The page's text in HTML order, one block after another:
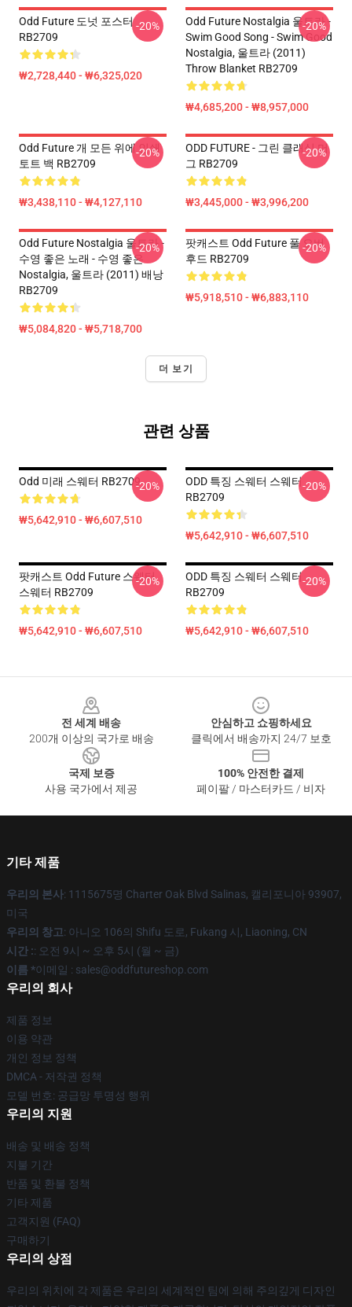
Odd Future 도넛 포스터
RB2709
₩2,728,440 - ₩6,325,020
-20%
Odd Future Nostalgia 울트라 -
Swim Good Song - Swim Good
Nostalgia, 울트라 (2011)
Throw Blanket RB2709
₩4,685,200 - ₩8,957,000
-20%
Odd Future 개 모든 위에 인쇄
토트 백 RB2709
₩3,438,110 - ₩4,127,110
-20%
ODD FUTURE - 그린 클래식 머
그 RB2709
₩3,445,000 - ₩3,996,200
-20%
Odd Future Nostalgia 울트라 -
수영 좋은 노래 - 수영 좋은
Nostalgia, 울트라 (2011) 배낭
RB2709
₩5,084,820 - ₩5,718,700
-20%
팟캐스트 Odd Future 풀 오버
후드 RB2709
₩5,918,510 - ₩6,883,110
-20%
더 보기
관련 상품
Odd 미래 스웨터 RB2709
₩5,642,910 - ₩6,607,510
-20%
ODD 특징 스웨터 스웨터
RB2709
₩5,642,910 - ₩6,607,510
-20%
팟캐스트 Odd Future 스웨터
스웨터 RB2709
₩5,642,910 - ₩6,607,510
-20%
ODD 특징 스웨터 스웨터
RB2709
₩5,642,910 - ₩6,607,510
-20%
전 세계 배송
200개 이상의 국가로 배송
안심하고 쇼핑하세요
클릭에서 배송까지 24/7 보호
국제 보증
사용 국가에서 제공
100% 안전한 결제
페이팔 / 마스터카드 / 비자
기타 제품
우리의 본사: 1115675명 Charter Oak Blvd Salinas, 캘리포니아 93907,
미국
우리의 창고: 아니오 106의 Shifu 도로, Fukang 시, Liaoning, CN
시간 :: 오전 9시 ~ 오후 5시 (월 ~ 금)
이름 *이메일 : sales@oddfutureshop.com
우리의 회사
제품 정보
이용 약관
개인 정보 정책
DMCA - 저작권 정책
모델 번호: 공급망 투명성 행위
우리의 지원
배송 및 배송 정책
지불 기간
반품 및 환불 정책
기타 제품
고객지원 (FAQ)
구매하기
우리의 상점
우리의 위치에 각 제품은 우리의 세계적인 팀에 의해 주의깊게 디자인